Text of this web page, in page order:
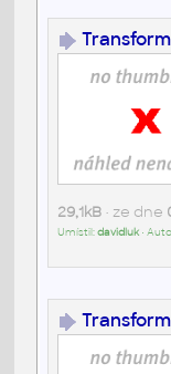
29,1kB• ze dne
Umístil:davidluk•